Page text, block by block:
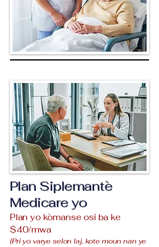
Plan Siplemantè
Medicare yo
Plan yo kòmanse osi ba ke
$40/mwa
(Pri yo varye selon laj, kote moun nan ye